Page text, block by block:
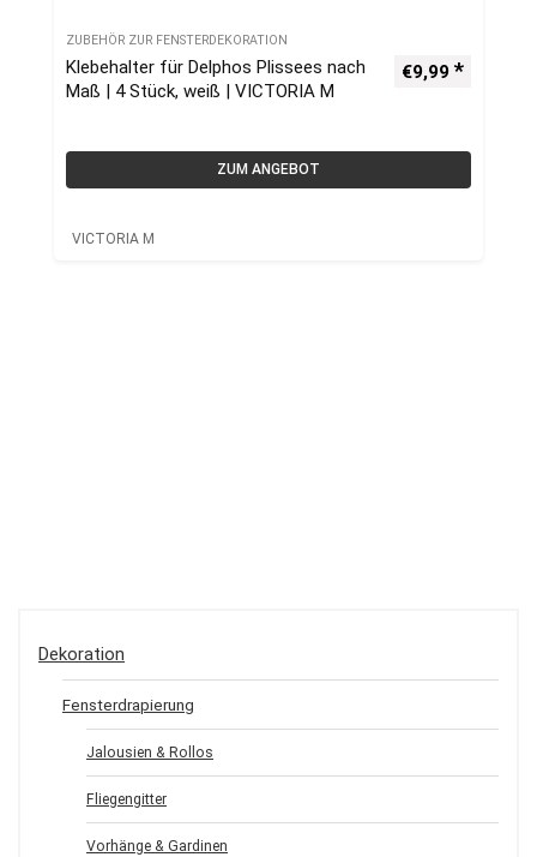
ZUBEHÖR ZUR FENSTERDEKORATION
Klebehalter für Delphos Plissees nach
Maß | 4 Stück, weiß | VICTORIA M
€9,99
ZUM ANGEBOT
VICTORIA M
Dekoration
Fensterdrapierung
Jalousien & Rollos
Fliegengitter
Vorhänge & Gardinen